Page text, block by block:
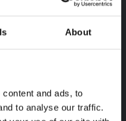
About
and ads, to
to analyse our traffic.
elLoginy disfruta de